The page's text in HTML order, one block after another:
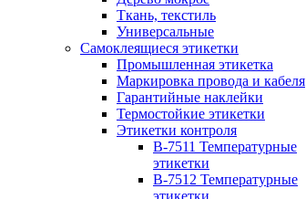
Ткань, текстиль
Универсальные
Самоклеящиеся этикетки
Промышленная этикетка
Маркировка провода и кабеля
Гарантийные наклейки
Термостойкие этикетки
Этикетки контроля
B-7511 Температурные
этикетки
B-7512 Температурные
этикетки